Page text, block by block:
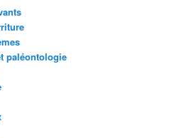
paléontologie